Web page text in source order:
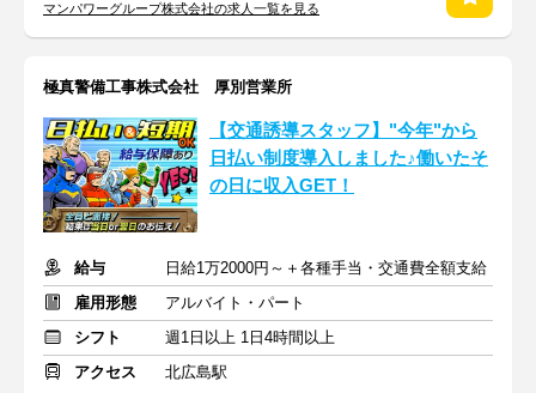
マンパワーグループ株式会社の求人一覧を見る
極真警備工事株式会社 厚別営業所
【交通誘導スタッフ】"今年"から
日払い制度導入しました♪働いたそ
の日に収入GET！
給与
日給1万2000円～＋各種手当・交通費全額支給
雇用形態
アルバイト・パート
シフト
週1日以上 1日4時間以上
アクセス
北広島駅